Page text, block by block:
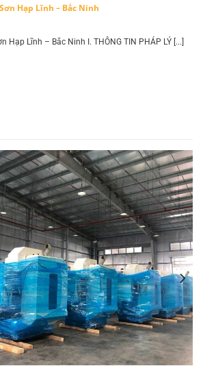
Hạp Lĩnh – Bắc Ninh
Hạp Lĩnh – Bắc Ninh I. THÔNG TIN PHÁP LÝ [...]